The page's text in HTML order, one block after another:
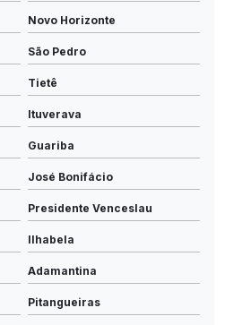
Novo Horizonte
São Pedro
Tietê
Ituverava
Guariba
José Bonifácio
Presidente Venceslau
Ilhabela
Adamantina
Pitangueiras